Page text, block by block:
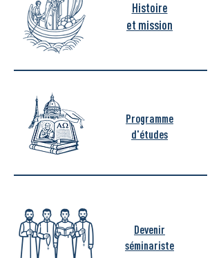
Histoire
et mission
Programme
d'études
Devenir
séminariste